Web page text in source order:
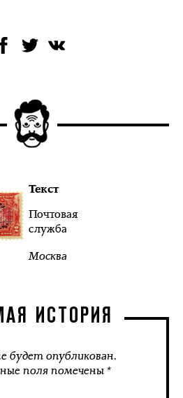
Текст
Почтовая
служба
Москва
ИСТОРИЯ
будет опубликован.
поля помечены *